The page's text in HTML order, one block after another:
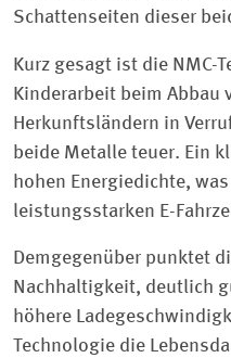
Schattenseiten dieser
Kurz gesagt ist die NMC-
Kinderarbeit beim Abbau
Herkunftsländern in
beide Metalle teuer. Ein
hohen Energiedichte,
leistungsstarken E-
Demgegenüber punktet
Nachhaltigkeit, deutlich
höhere
Technologie die